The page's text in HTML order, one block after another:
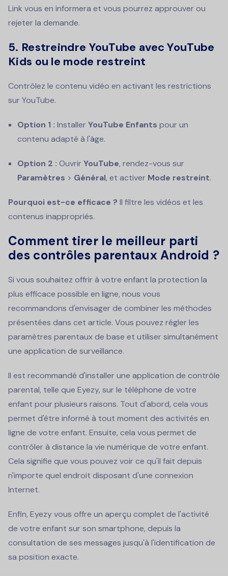
Link vous en informera et vous pourrez approuver ou
rejeter la demande.
5. Restreindre YouTube avec YouTube
Kids ou le mode restreint
Contrôlez le contenu vidéo en activant les restrictions
sur YouTube.
Option 1 : InstallerYouTube Enfants pour un
contenu adapté à l'âge.
Option 2 : OuvrirYouTube, rendez-vous sur
Paramètres > Général, et activer Mode restreint.
Pourquoi est-ce efficace ? Il filtre les vidéos et les
contenus inappropriés.
Comment tirer le meilleur parti
des contrôles parentaux Android ?
Si vous souhaitez offrir à votre enfant la protection la
plus efficace possible en ligne, nous vous
recommandons d'envisager de combiner les méthodes
présentées dans cet article. Vous pouvez régler les
paramètres parentaux de base et utiliser simultanément
une application de surveillance.
Il est recommandé d'installer une application de contrôle
parental, telle que Eyezy, sur le téléphone de votre
enfant pour plusieurs raisons. Tout d'abord, cela vous
permet d'être informé à tout moment des activités en
ligne de votre enfant. Ensuite, cela vous permet de
contrôler à distance la vie numérique de votre enfant.
Cela signifie que vous pouvez voir ce qu'il fait depuis
n'importe quel endroit disposant d'une connexion
Internet.
Enfin, Eyezy vous offre un aperçu complet de l'activité
de votre enfant sur son smartphone, depuis la
consultation de ses messages jusqu'à l'identification de
sa position exacte.